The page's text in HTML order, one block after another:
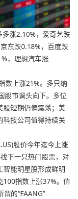
涨2.10%，爱奇艺跌
东跌0.18%，百度跌
，理想汽车涨
数上涨21%。多只纳
股市调头向下。多位
股短期仍偏震荡；美
科技公司值得持续关
股价今年迄今上涨
下一只热门股票，对
智能明星股形成鲜明
指数上涨37%。值
的“FAANG”